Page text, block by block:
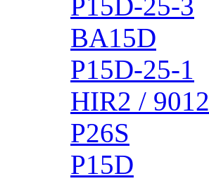
BA15D
P15D-25-1
HIR2 / 9012
P26S
P15D